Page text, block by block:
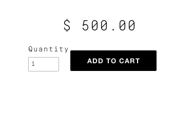
$ 500.00
Quantity